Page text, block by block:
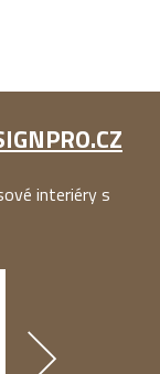
interiéry s